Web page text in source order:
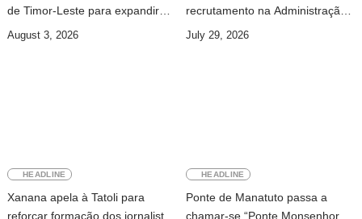
de Timor-Leste para expandir
cobertura da segurança social
August 3, 2026
recrutamento na Administração
Pública
July 29, 2026
HEADLINE
Xanana apela à Tatoli para
reforçar formação dos jornalistas
HEADLINE
Ponte de Manatuto passa a
chamar-se “Ponte Monsenhor